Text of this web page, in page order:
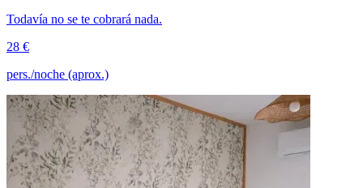
Todavía no se te cobrará nada.
28 €
pers./noche (aprox.)